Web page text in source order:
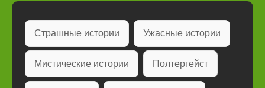
Страшные истории Ужасные истории
Мистические истории Полтергейст